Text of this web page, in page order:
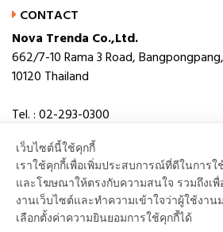
CONTACT
Nova Trenda Co.,Ltd.
662/7-10 Rama 3 Road,
10120 Thailand
Tel. : 02-293-0300
E-mail : novabath@novatrenda.co.th
เว็บไซต์นี้ใช้คุกกี้
เราใช้คุกกี้เพื่อเพิ่มประสบการณ์ที่ดีในการใ
และโฆษณาให้ตรงกับความสนใจ รวมถึงเพื่
งานเว็บไซต์และทำความเข้าใจว่าผู้ใช้งา
เลือกตั้งค่าความยินยอมการใช้คุกกี้ได้